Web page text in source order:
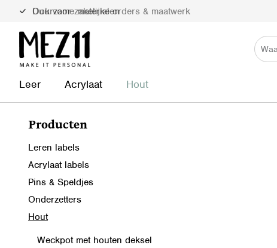
Duurzame materialen
Leer Acrylaat Hout
Producten
Leren labels
Acrylaat labels
Pins & Speldjes
Onderzetters
Hout
Weckpot met houten deksel